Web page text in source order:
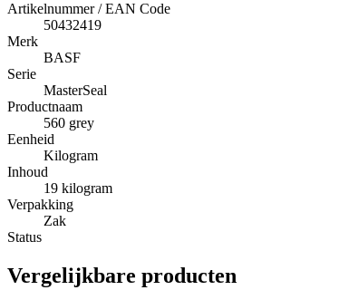
Artikelnummer / EAN Code
50432419
Merk
BASF
Serie
MasterSeal
Productnaam
560 grey
Eenheid
Kilogram
Inhoud
19 kilogram
Verpakking
Zak
Status
Vergelijkbare producten